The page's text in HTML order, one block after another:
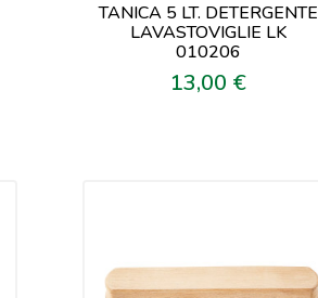
TANICA 5 LT. DETERGENTE
LAVASTOVIGLIE LK
010206
Prezzo
13,00 €